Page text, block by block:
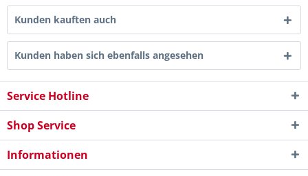
Kunden kauften auch
Kunden haben sich ebenfalls angesehen
Service Hotline
Shop Service
Informationen